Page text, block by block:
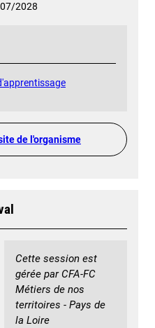
2028
de l'organisme
Cette session est
gérée par CFA-FC
Métiers de nos
territoires - Pays de
la Loire